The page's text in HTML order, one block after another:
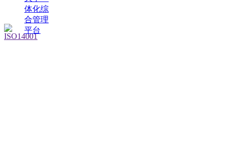
体化综
合管理
平台